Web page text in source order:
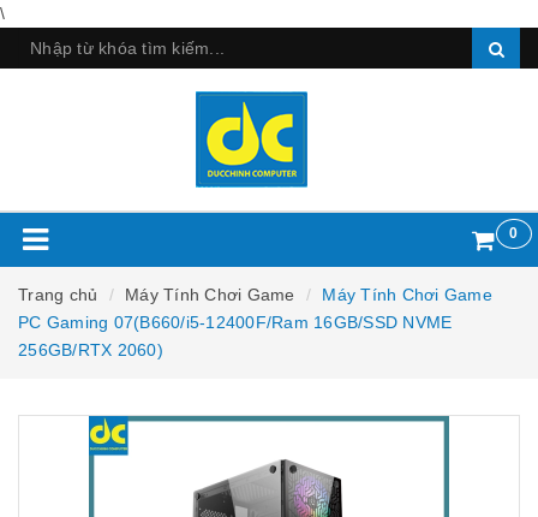
\
0
Trang chủ Máy Tính Chơi Game
Máy Tính Chơi Game
PC Gaming 07(B660/i5-12400F/Ram 16GB/SSD NVME
256GB/RTX 2060)